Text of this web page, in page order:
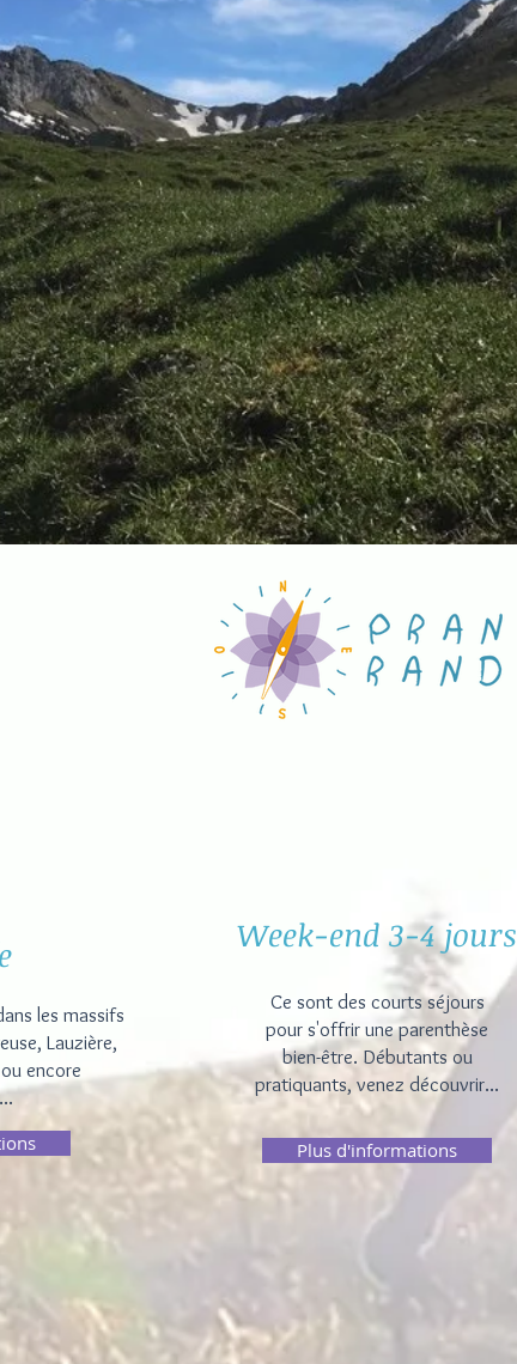
les massifs
Lauzière,
encore
Week-end 3-4 jours
Ce sont des courts séjours
pour s'offrir une parenthèse
bien-être. Débutants ou
pratiquants, venez découvrir...
Plus d'informations